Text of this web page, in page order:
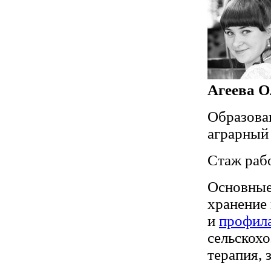
Агеева
Стаж
и
терапия,